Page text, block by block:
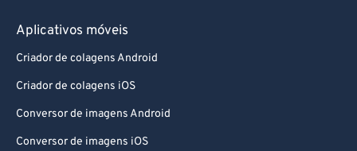
Aplicativos móveis
Criador de colagens Android
Criador de colagens iOS
Conversor de imagens Android
Conversor de imagens iOS